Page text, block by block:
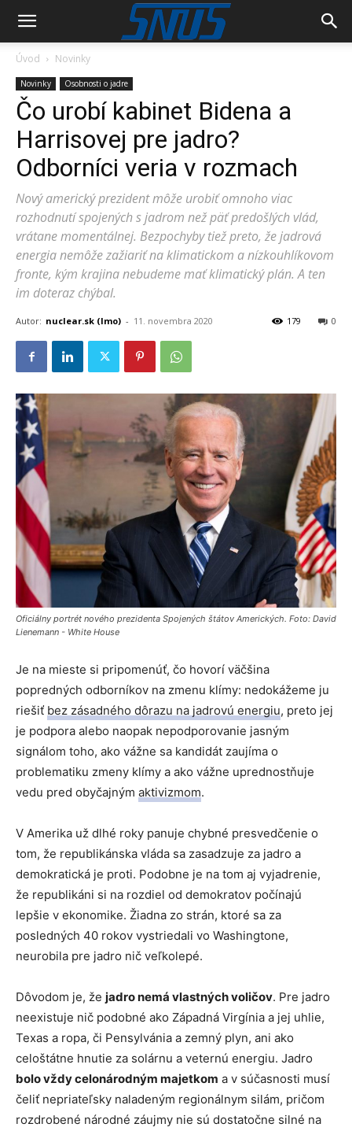
Úvod Novinky
Novinky Osobnosti o jadre
Čo urobí kabinet Bidena a
Harrisovej pre jadro?
Odborníci veria v rozmach
Nový americký prezident môže urobiť omnoho viac
rozhodnutí spojených s jadrom než päť predošlých vlád,
vrátane momentálnej. Bezpochyby tiež preto, že jadrová
energia nemôže zažiariť na klimatickom a nízkouhlíkovom
fronte, kým krajina nebudeme mať klimatický plán. A ten
im doteraz chýbal.
Autor: nuclear.sk (lmo) - 11. novembra 2020 0
179
Oficiálny portrét nového prezidenta Spojených štátov Amerických. Foto: David
Lienemann - White House
Je na mieste si pripomenúť, čo hovorí väčšina
popredných odborníkov na zmenu klímy: nedokážeme ju
riešiť bez zásadného dôrazu na jadrovú energiu, preto jej
je podpora alebo naopak nepodporovanie jasným
signálom toho, ako vážne sa kandidát zaujíma o
problematiku zmeny klímy a ako vážne uprednostňuje
vedu pred obyčajným aktivizmom.
V Amerika už dlhé roky panuje chybné presvedčenie o
tom, že republikánska vláda sa zasadzuje za jadro a
demokratická je proti. Podobne je na tom aj vyjadrenie,
že republikáni si na rozdiel od demokratov počínajú
lepšie v ekonomike. Žiadna zo strán, ktoré sa za
posledných 40 rokov vystriedali vo Washingtone,
neurobila pre jadro nič veľkolepé.
Dôvodom je, že jadro nemá vlastných voličov. Pre jadro
neexistuje nič podobné ako Západná Virgínia a jej uhlie,
Texas a ropa, či Pensylvánia a zemný plyn, ani ako
celoštátne hnutie za solárnu a veternú energiu. Jadro
bolo vždy celonárodným majetkom a v súčasnosti musí
čeliť nepriateľsky naladeným regionálnym silám, pričom
rozdrobené národné záujmy nie sú dostatočne silné na